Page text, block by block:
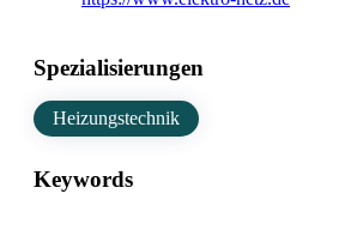
Spezialisierungen
Heizungstechnik
Keywords